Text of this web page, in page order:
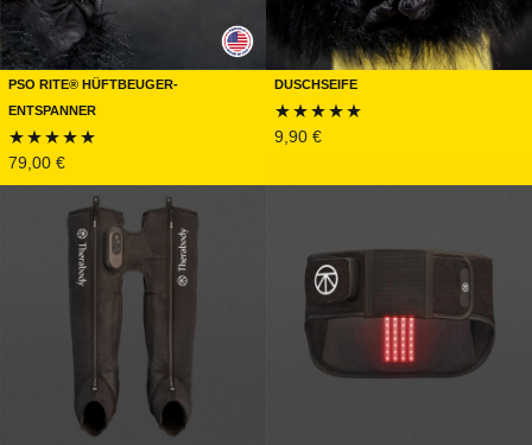
PSO Rite® Hüftbeuger-
Entspanner
Bewertet mit
79,00 €
Duschseife
Bewertet mit
9,90 €